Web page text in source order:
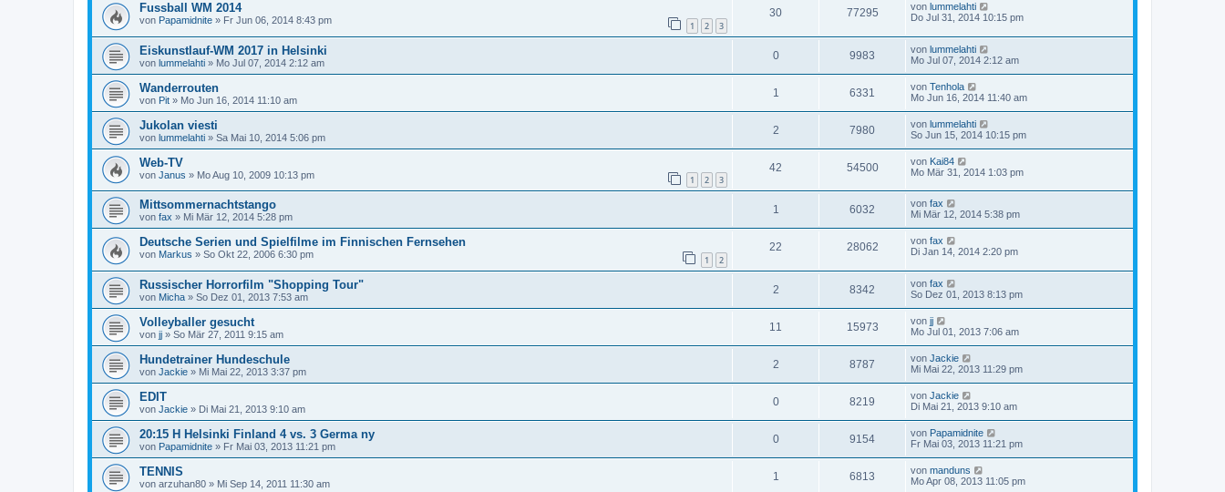
Fussball WM 2014
von Papamidnite » Fr Jun 06, 2014 8:43 pm 1 2 3
30 77295 von lummelahti
Do Jul 31, 2014 10:15 pm
Eiskunstlauf-WM 2017 in Helsinki
von lummelahti » Mo Jul 07, 2014 2:12 am
0 9983 von lummelahti
Mo Jul 07, 2014 2:12 am
Wanderrouten
von Pit » Mo Jun 16, 2014 11:10 am
1 6331 von Tenhola
Mo Jun 16, 2014 11:40 am
Jukolan viesti
von lummelahti » Sa Mai 10, 2014 5:06 pm
2 7980 von lummelahti
So Jun 15, 2014 10:15 pm
Web-TV
von Janus » Mo Aug 10, 2009 10:13 pm 1 2 3
42 54500 von Kai84
Mo Mär 31, 2014 1:03 pm
Mittsommernachtstango
von fax » Mi Mär 12, 2014 5:28 pm
1 6032 von fax
Mi Mär 12, 2014 5:38 pm
Deutsche Serien und Spielfilme im Finnischen Fernsehen
von Markus » So Okt 22, 2006 6:30 pm 1 2
22 28062 von fax
Di Jan 14, 2014 2:20 pm
Russischer Horrorfilm "Shopping Tour"
von Micha » So Dez 01, 2013 7:53 am
2 8342 von fax
So Dez 01, 2013 8:13 pm
Volleyballer gesucht
von jj » So Mär 27, 2011 9:15 am
11 15973 von jj
Mo Jul 01, 2013 7:06 am
Hundetrainer Hundeschule
von Jackie » Mi Mai 22, 2013 3:37 pm
2 8787 von Jackie
Mi Mai 22, 2013 11:29 pm
EDIT
von Jackie » Di Mai 21, 2013 9:10 am
0 8219 von Jackie
Di Mai 21, 2013 9:10 am
20:15 H Helsinki Finland 4 vs. 3 Germa ny
von Papamidnite » Fr Mai 03, 2013 11:21 pm
0 9154 von Papamidnite
Fr Mai 03, 2013 11:21 pm
TENNIS
von arzuhan80 » Mi Sep 14, 2011 11:30 am
1 6813 von manduns
Mo Apr 08, 2013 11:05 pm